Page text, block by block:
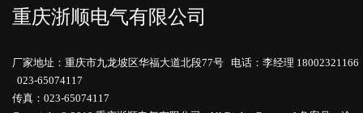
重庆浙顺电气有限公司
厂家地址：重庆市九龙坡区华福大道北段77号 电话：李经理 18002321166
023-65074117
传真：023-65074117